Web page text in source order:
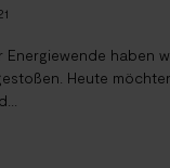
Energiewende haben
Heute